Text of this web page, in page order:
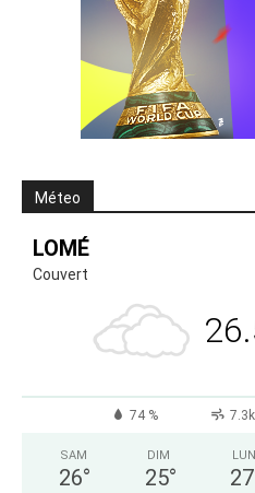
Méteo
LOMÉ
Couvert
74 %
SAM
26°
DIM
25°
LUN
27